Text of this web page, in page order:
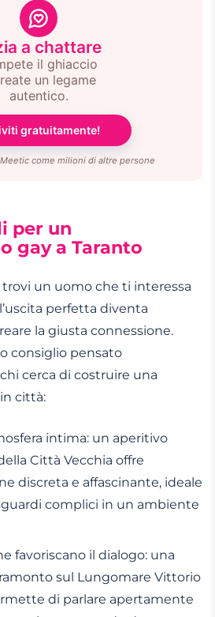
a chattare
il ghiaccio
un legame
autentico.
gratuitamente!
come milioni di altre persone
per un
gay a Taranto
un uomo che ti interessa
perfetta diventa
la giusta connessione.
consiglio pensato
cerca di costruire una
città:
intima: un aperitivo
Città Vecchia offre
discreta e affascinante, ideale
complici in un ambiente
favoriscano il dialogo: una
sul Lungomare Vittorio
di parlare apertamente